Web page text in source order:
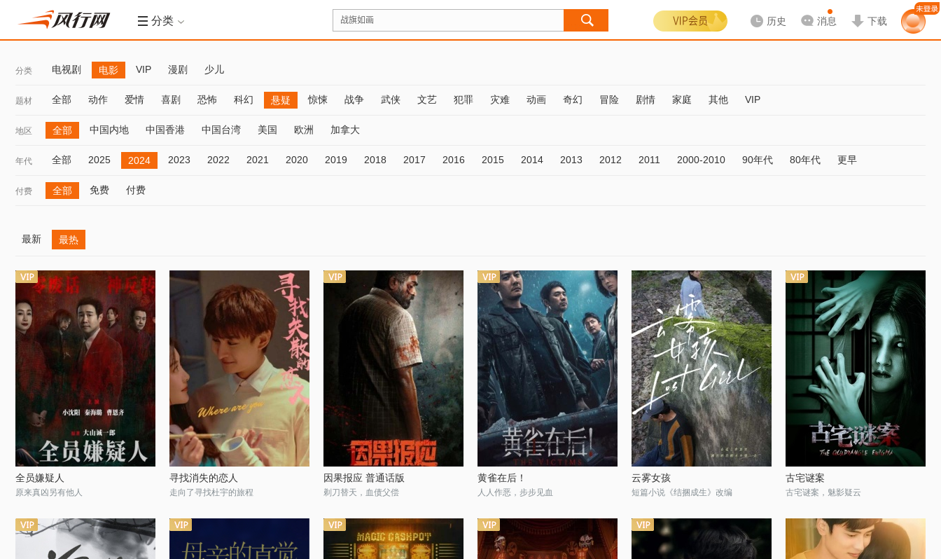
分类 历史 消息 下载
分类 电视剧 电影 VIP 漫剧 少儿
题材 全部 动作 爱情 喜剧 恐怖 科幻 悬疑 惊悚 战争 武侠 文艺 犯罪 灾难 动画 奇幻 冒险 剧情 家庭 其他 VIP
地区 全部 中国内地 中国香港 中国台湾 美国 欧洲 加拿大
年代 全部 2025 2024 2023 2022 2021 2020 2019 2018 2017 2016 2015 2014 2013 2012 2011 2000-2010 90年代 80年代 更早
付费 全部 免费 付费
最新 最热
全员嫌疑人
原来真凶另有他人
寻找消失的恋人
走向了寻找杜宇的旅程
因果报应 普通话版
剃刀替天，血债父偿
黄雀在后！
人人作恶，步步见血
云雾女孩
短篇小说《结捆成生》改编
古宅谜案
古宅谜案，魅影疑云